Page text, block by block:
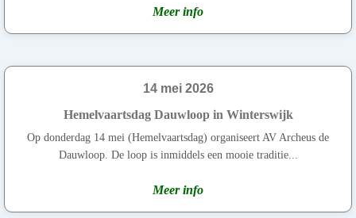
Meer info
14 mei 2026
Hemelvaartsdag Dauwloop in Winterswijk
Op donderdag 14 mei (Hemelvaartsdag) organiseert AV Archeus de
Dauwloop. De loop is inmiddels een mooie traditie...
Meer info